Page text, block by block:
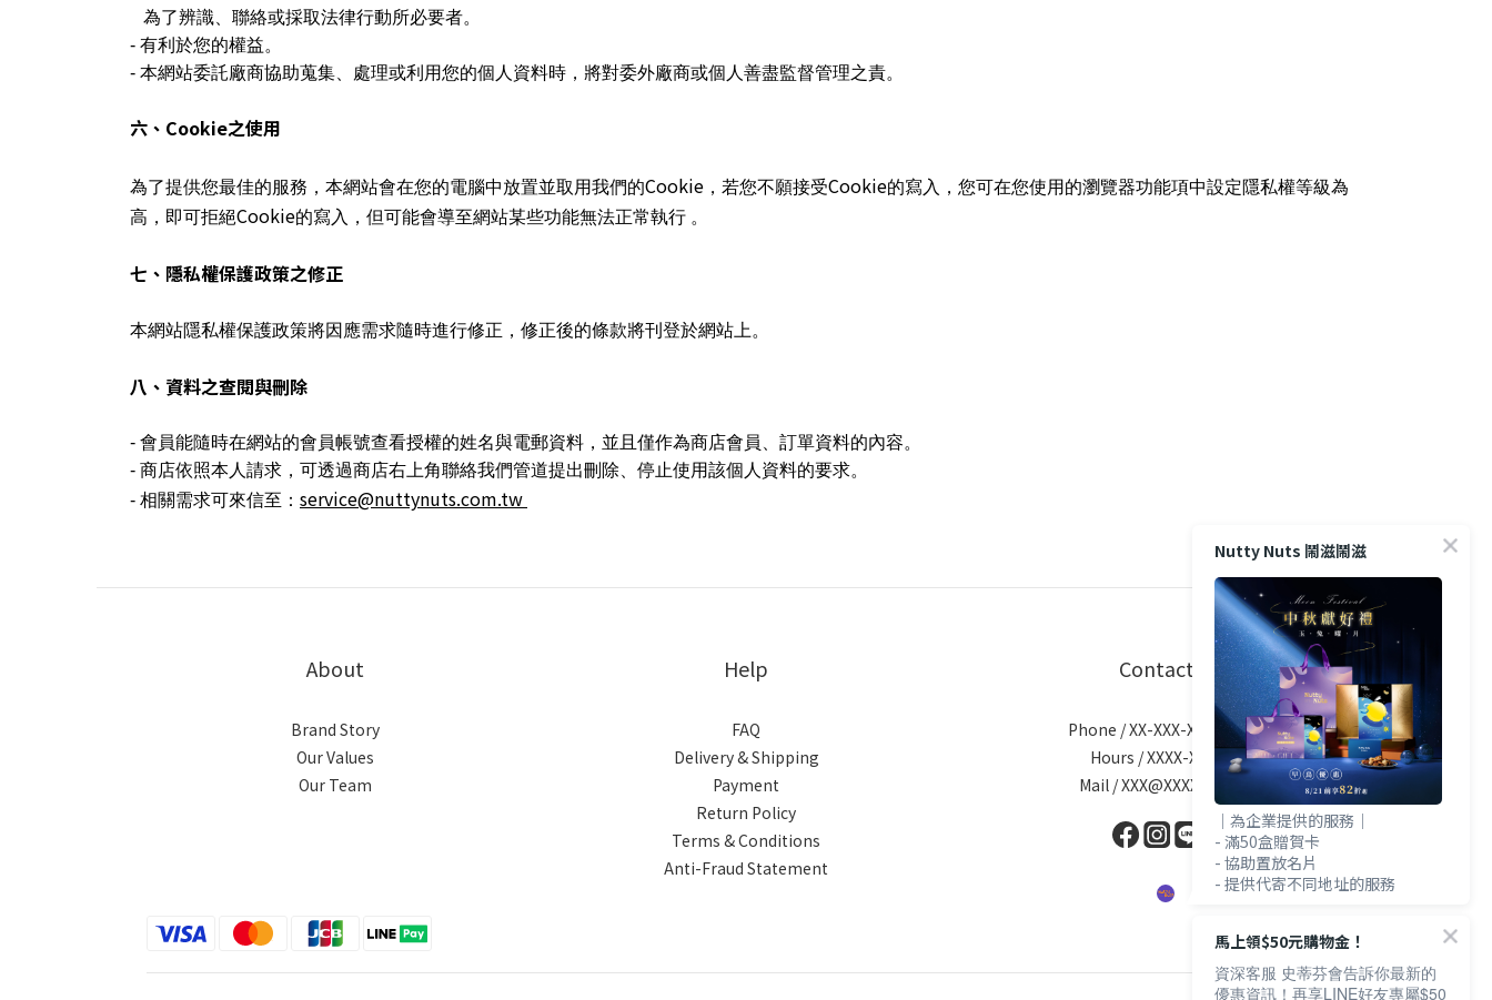
為了辨識、聯絡或採取法律行動所必要者。
- 有利於您的權益。
- 本網站委託廠商協助蒐集、處理或利用您的個人資料時，將對委外廠商或個人善盡監督管理之責。
六、 Cookie之使用
為了提供您最佳的服務，本網站會在您的電腦中放置並取用我們的Cookie ，若您不願接受Cookie的寫入，您可在您使用的瀏覽器功能項中設定隱私權等級為
高，即可拒絕Cookie的寫入，但可能會導至網站某些功能無法正常執行 。
七、隱私權保護政策之修正
本網站隱私權保護政策將因應需求隨時進行修正，修正後的條款將刊登於網站上。
八、資料之查閱與刪除
- 會員能隨時在網站的會員帳號查看授權的姓名與電郵資料，並且僅作為商店會員、訂單資料的內容。
- 商店依照本人請求，可透過商店右上角聯絡我們管道提出刪除、停止使用該個人資料的要求。
- 相關需求可來信至： service@nuttynuts.com.tw
About
Brand Story
Our Values
Our Team
Help
FAQ
Delivery & Shipping
Payment
Return Policy
Terms & Conditions
Anti-Fraud Statement
Contact
Phone / XX-XXX-XXX-XXX
Hours / XXXX-XXXX
Mail / XXX@XXXX.COM
Nutty Nuts 鬧滋鬧滋
｜為企業提供的服務｜
- 滿50盒贈賀卡
- 協助置放名片
- 提供代寄不同地址的服務
馬上領$50元購物金！
資深客服 史蒂芬會告訴你最新的
優惠資訊！再享LINE好友專屬$50